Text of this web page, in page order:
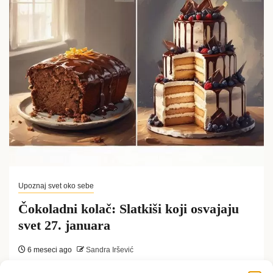
Upoznaj svet oko sebe
Čokoladni kolač: Slatkiši koji osvajaju
svet 27. januara
6 meseci ago Sandra Iršević